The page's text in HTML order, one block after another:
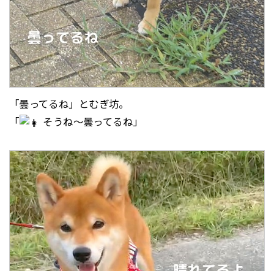
「曇ってるね」とむぎ坊。
「
そうね～曇ってるね」